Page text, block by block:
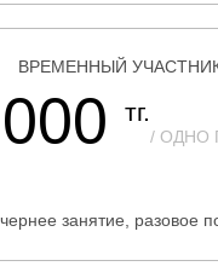
ВРЕМЕННЫЙ
тг.
ОДНО
занятие, разовое